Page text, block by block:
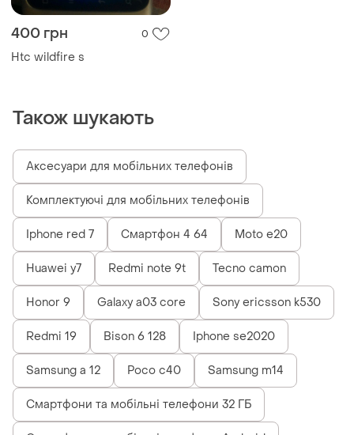
400 грн 0
Htc wildfire s
Також шукають
Аксесуари для мобільних телефонів
Комплектуючі для мобільних телефонів
Iphone red 7 Смартфон 4 64 Moto e20
Huawei y7 Redmi note 9t Tecno camon
Honor 9 Galaxy a03 core Sony ericsson k530
Redmi 19 Bison 6 128 Iphone se2020
Samsung a 12 Poco c40 Samsung m14
Смартфони та мобільні телефони 32 ГБ